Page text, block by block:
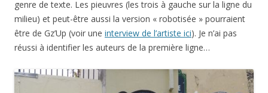
genre de texte. Les pieuvres (les trois à gauche sur la ligne du
milieu) et peut-être aussi la version « robotisée » pourraient
être de Gz’Up (voir une interview de l’artiste ici). Je n’ai pas
réussi à identifier les auteurs de la première ligne…